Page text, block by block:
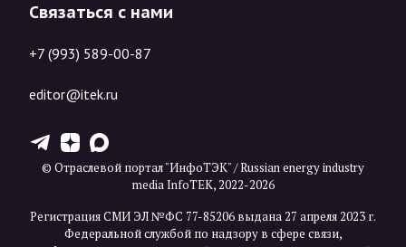
Связаться с нами
+7 (993) 589-00-87
editor@itek.ru
T Z X
© Отраслевой портал "ИнфоТЭК" / Russian energy industry
media InfoTEK, 2022-2026
Регистрация СМИ ЭЛ №ФС 77-85206 выдана 27 апреля 2023 г.
Федеральной службой по надзору в сфере связи,